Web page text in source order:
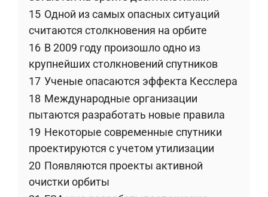
15 Одной из самых опасных ситуаций
считаются столкновения на орбите
16 В 2009 году произошло одно из
крупнейших столкновений спутников
17 Ученые опасаются эффекта Кесслера
18 Международные организации
пытаются разработать новые правила
19 Некоторые современные спутники
проектируются с учетом утилизации
20 Появляются проекты активной
очистки орбиты